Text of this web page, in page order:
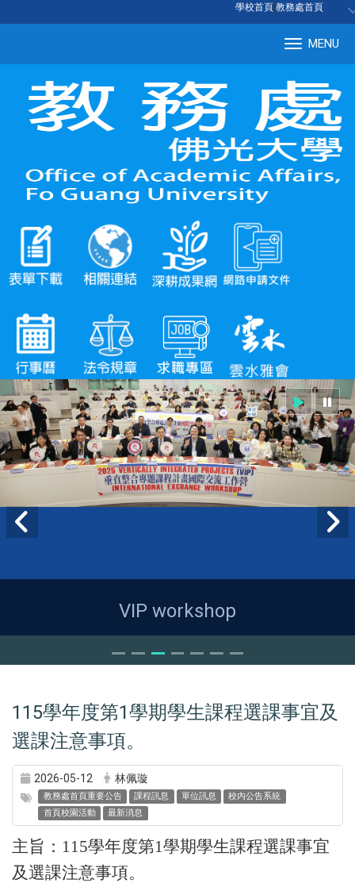
學校首頁 教務處首頁
MENU
VIP workshop
115學年度第1學期學生課程選課事宜及
選課注意事項。
2026-05-12 林佩璇
教務處首頁重要公告 課程訊息 單位訊息
校內公告系統
首頁校園活動
最新消息
主旨： 115學年度第1學期學生課程選課事宜
及選課注意事項。